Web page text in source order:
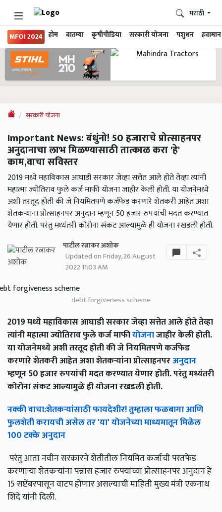
MFOI 2024 होम बातम्या कृषीपीडिया सरकारी योजना पशुधन हवामान
मराठी
सरकारी योजना
Important News: बंधुंनो! 50 हजाराचे प्रोत्साहनपर
अनुदानाचा लाभ मिळण्यासाठी तात्काळ करा 'हे'
काम,वाचा सविस्तर
2019 मध्ये महाविकास आघाडी सरकार जेव्हा सत्तेत आले होते तेव्हा त्यांनी
महात्मा ज्योतिराव फुले कर्ज माफी योजना जाहीर केली होती. या योजनेमध्ये
अशी तरतूद होती की जे नियमितपणे कर्जफेड करणारे शेतकरी आहेत अशा
शेतकऱ्यांना प्रोत्साहनपर अनुदान म्हणून 50 हजार रुपयांची मदत करण्यात
येणार होती. परंतु मध्यंतरी कोरोना संकट आल्यामुळे ही योजना रखडली होती.
पाटील रत्नाकर अशोक
Updated on Friday, 26 August
2022 11:03 AM
debt forgiveness scheme
2019 मध्ये महाविकास आघाडी सरकार जेव्हा सत्तेत आले होते तेव्हा
त्यांनी महात्मा ज्योतिराव फुले कर्ज माफीयोजनाजाहीर केली होती.
या योजनेमध्ये अशी तरतूद होती की जे नियमितपणे कर्जफेड
करणारे शेतकरी आहेत अशा शेतकऱ्यांना प्रोत्साहनपरअनुदान
म्हणून 50 हजार रुपयांची मदत करण्यात येणार होती. परंतु मध्यंतरी
कोरोना संकट आल्यामुळे ही योजना रखडली होती.
नक्कीवाचा:शेतकऱ्यांसाठीफायदेशीर!तुम्हालाफळबागाआणि
फुलशेतीकरायचीअसेलतर'या'योजनेच्यामाध्यमातूनमिळेल
100टक्केअनुदान
परंतु आता नवीन सरकारने शेतीतील नियमित कर्जाची परतफेड
करणाऱ्या शेतकऱ्यांना पन्नास हजार रुपयांच्या प्रोत्साहनपर अनुदान हे
15 सप्टेंबरपासून वाटप होणार असल्याची माहिती मुख्य मंत्री एकनाथ
शिंदे यांनी दिली.